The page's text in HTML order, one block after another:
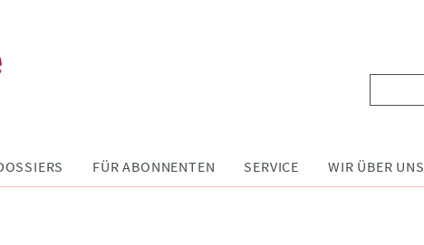
FÜR ABONNENTEN SERVICE WIR ÜBER UNS